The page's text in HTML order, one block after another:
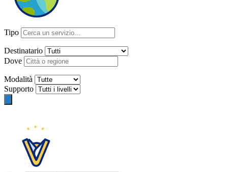
Tipo
Destinatario
Dove
Modalità
Supporto